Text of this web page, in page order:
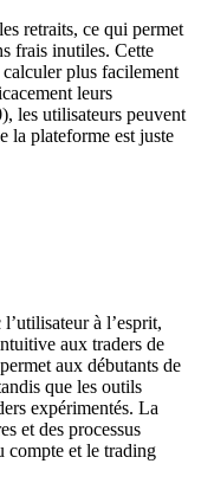
retraits, ce qui permet
frais inutiles. Cette
plus facilement
leurs
les utilisateurs peuvent
la plateforme est juste
à l’esprit,
aux traders de
aux débutants de
que les outils
expérimentés. La
et des processus
compte et le trading